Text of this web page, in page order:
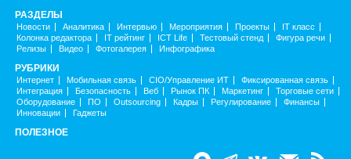
РАЗДЕЛЫ
Новости Аналитика Интервью Мероприятия Проекты
IT класс
Колонка редактора
IT рейтинг ICT Life Тестовый стенд
Фигура речи
Релизы
Видео Фотогалерея Инфографика
РУБРИКИ
Интернет Мобильная связь CIO/Управление ИТ
Фиксированная связь
Интеграция
Безопасность Веб Рынок ПК Маркетинг
Торговые сети
Оборудование
ПО Outsourcing Кадры Регулирование
Финансы
Инновации
Гаджеты
ПОЛЕЗНОЕ